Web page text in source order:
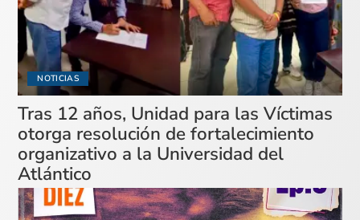
NOTICIAS
Tras 12 años, Unidad para las Víctimas
otorga resolución de fortalecimiento
organizativo a la Universidad del
Atlántico